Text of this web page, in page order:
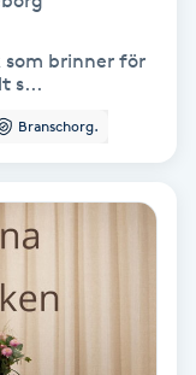
som brinner för
s...
Branschorg.